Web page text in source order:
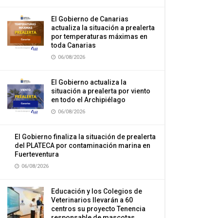
El Gobierno de Canarias
actualiza la situación a prealerta
por temperaturas máximas en
toda Canarias
06/08/2026
El Gobierno actualiza la
situación a prealerta por viento
en todo el Archipiélago
06/08/2026
El Gobierno finaliza la situación de prealerta
del PLATECA por contaminación marina en
Fuerteventura
06/08/2026
Educación y los Colegios de
Veterinarios llevarán a 60
centros su proyecto Tenencia